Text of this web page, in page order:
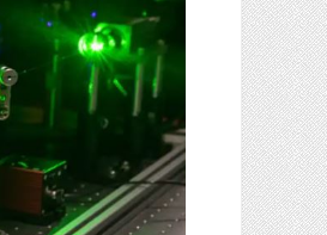
شهری
نفت،
گاز
و
پتروشیمی
صنعت
و
خودرو